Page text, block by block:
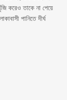
করেও তাকে না পেয়ে
পানিতে দীর্ঘ